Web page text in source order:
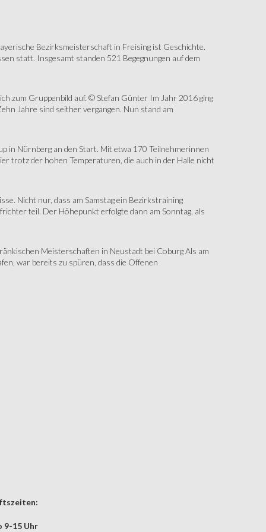
Bezirksmeisterschaft in Freising ist Geschichte.
statt. Insgesamt standen 521 Begegnungen auf dem
zum Gruppenbild auf. © Stefan Günter Im Jahr 2016 ging
Jahre sind seither vergangen. Nun stand am
in Nürnberg an den Start. Mit etwa 170 Teilnehmerinnen
trotz der hohen Temperaturen, die auch in der Halle nicht
Nicht nur, dass am Samstag ein Bezirkstraining
teil. Der Höhepunkt erfolgte dann am Sonntag, als
Meisterschaften in Neustadt bei Coburg Als am
war bereits zu spüren, dass die Offenen
9-15 Uhr